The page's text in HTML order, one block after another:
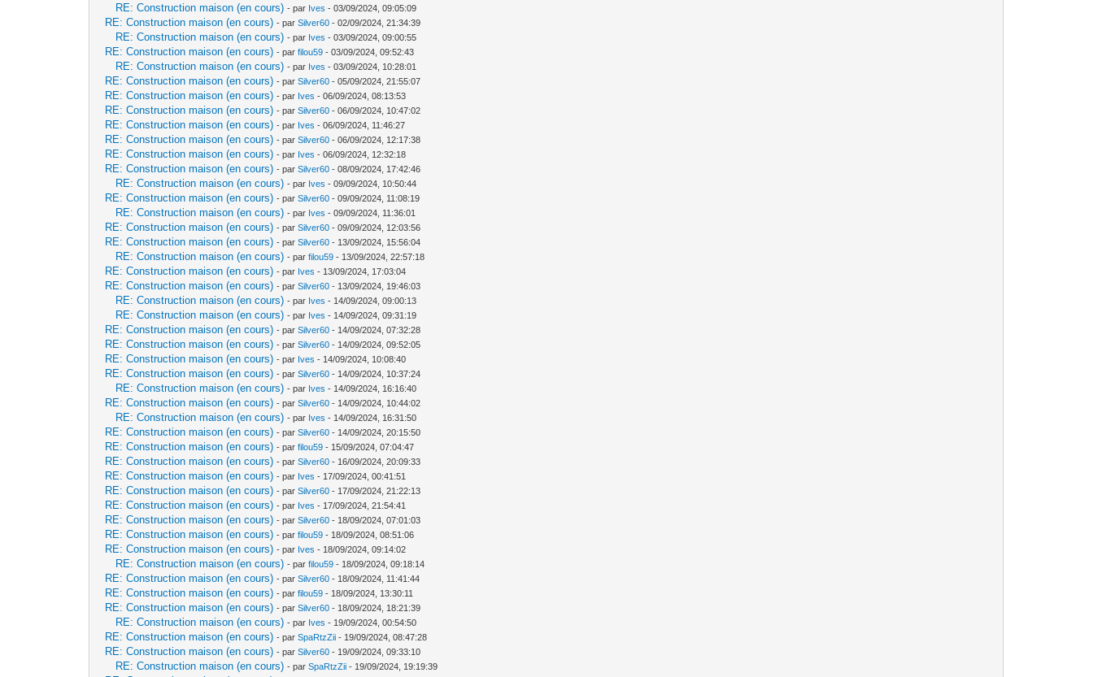
RE: Construction maison (en cours) - par Ives - 03/09/2024, 09:05:09
RE: Construction maison (en cours) - parSilver60 - 02/09/2024, 21:34:39
RE: Construction maison (en cours) - par Ives - 03/09/2024, 09:00:55
RE: Construction maison (en cours) - parfilou59 - 03/09/2024, 09:52:43
RE: Construction maison (en cours) - par Ives - 03/09/2024, 10:28:01
RE: Construction maison (en cours) - parSilver60 - 05/09/2024, 21:55:07
RE: Construction maison (en cours) - par Ives - 06/09/2024, 08:13:53
RE: Construction maison (en cours) - parSilver60 - 06/09/2024, 10:47:02
RE: Construction maison (en cours) - par Ives - 06/09/2024, 11:46:27
RE: Construction maison (en cours) - parSilver60 - 06/09/2024, 12:17:38
RE: Construction maison (en cours) - par Ives - 06/09/2024, 12:32:18
RE: Construction maison (en cours) - parSilver60 - 08/09/2024, 17:42:46
RE: Construction maison (en cours) - par Ives - 09/09/2024, 10:50:44
RE: Construction maison (en cours) - parSilver60 - 09/09/2024, 11:08:19
RE: Construction maison (en cours) - par Ives - 09/09/2024, 11:36:01
RE: Construction maison (en cours) - parSilver60 - 09/09/2024, 12:03:56
RE: Construction maison (en cours) - parSilver60 - 13/09/2024, 15:56:04
RE: Construction maison (en cours) - parfilou59 - 13/09/2024, 22:57:18
RE: Construction maison (en cours) - par Ives - 13/09/2024, 17:03:04
RE: Construction maison (en cours) - parSilver60 - 13/09/2024, 19:46:03
RE: Construction maison (en cours) - par Ives - 14/09/2024, 09:00:13
RE: Construction maison (en cours) - par Ives - 14/09/2024, 09:31:19
RE: Construction maison (en cours) - parSilver60 - 14/09/2024, 07:32:28
RE: Construction maison (en cours) - parSilver60 - 14/09/2024, 09:52:05
RE: Construction maison (en cours) - par Ives - 14/09/2024, 10:08:40
RE: Construction maison (en cours) - parSilver60 - 14/09/2024, 10:37:24
RE: Construction maison (en cours) - par Ives - 14/09/2024, 16:16:40
RE: Construction maison (en cours) - parSilver60 - 14/09/2024, 10:44:02
RE: Construction maison (en cours) - par Ives - 14/09/2024, 16:31:50
RE: Construction maison (en cours) - parSilver60 - 14/09/2024, 20:15:50
RE: Construction maison (en cours) - parfilou59 - 15/09/2024, 07:04:47
RE: Construction maison (en cours) - parSilver60 - 16/09/2024, 20:09:33
RE: Construction maison (en cours) - par Ives - 17/09/2024, 00:41:51
RE: Construction maison (en cours) - parSilver60 - 17/09/2024, 21:22:13
RE: Construction maison (en cours) - par Ives - 17/09/2024, 21:54:41
RE: Construction maison (en cours) - parSilver60 - 18/09/2024, 07:01:03
RE: Construction maison (en cours) - parfilou59 - 18/09/2024, 08:51:06
RE: Construction maison (en cours) - par Ives - 18/09/2024, 09:14:02
RE: Construction maison (en cours) - parfilou59 - 18/09/2024, 09:18:14
RE: Construction maison (en cours) - parSilver60 - 18/09/2024, 11:41:44
RE: Construction maison (en cours) - parfilou59 - 18/09/2024, 13:30:11
RE: Construction maison (en cours) - parSilver60 - 18/09/2024, 18:21:39
RE: Construction maison (en cours) - par Ives - 19/09/2024, 00:54:50
RE: Construction maison (en cours) - parSpaRtzZii - 19/09/2024, 08:47:28
RE: Construction maison (en cours) - parSilver60 - 19/09/2024, 09:33:10
RE: Construction maison (en cours) - parSpaRtzZii - 19/09/2024, 19:19:39